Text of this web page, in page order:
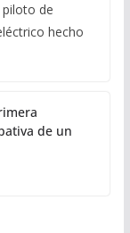
piloto de
hecho
de un